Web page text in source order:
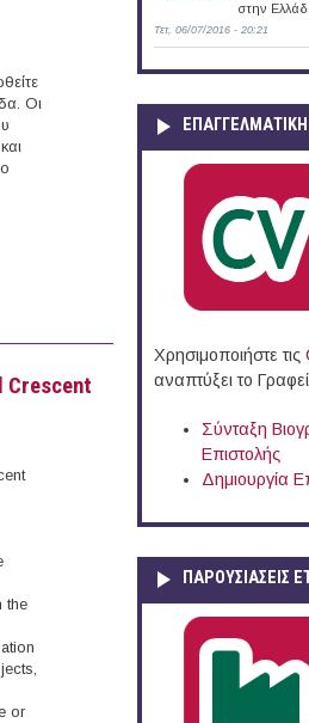
Οι
Τομέα στην Ελλάδα (17/07/2017)
Crescent
the
or
στην
Τετ, 06/07/2016 - 20:21
Χρησιμοποιήστε τις
αναπτύξει το
Σύνταξη
Επιστολής
Δημιουργία
ΠΑΡΟΥΣΙΆΣΕΙΣ